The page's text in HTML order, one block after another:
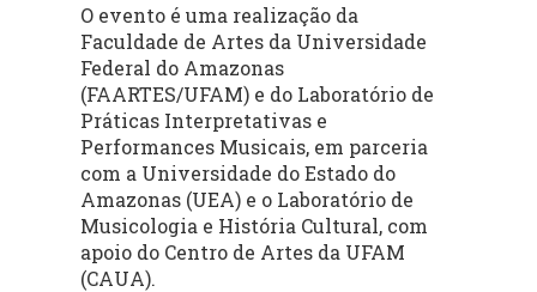
O evento é uma realização da
Faculdade de Artes da Universidade
Federal do Amazonas
(FAARTES/UFAM) e do Laboratório de
Práticas Interpretativas e
Performances Musicais, em parceria
com a Universidade do Estado do
Amazonas (UEA) e o Laboratório de
Musicologia e História Cultural, com
apoio do Centro de Artes da UFAM
(CAUA).